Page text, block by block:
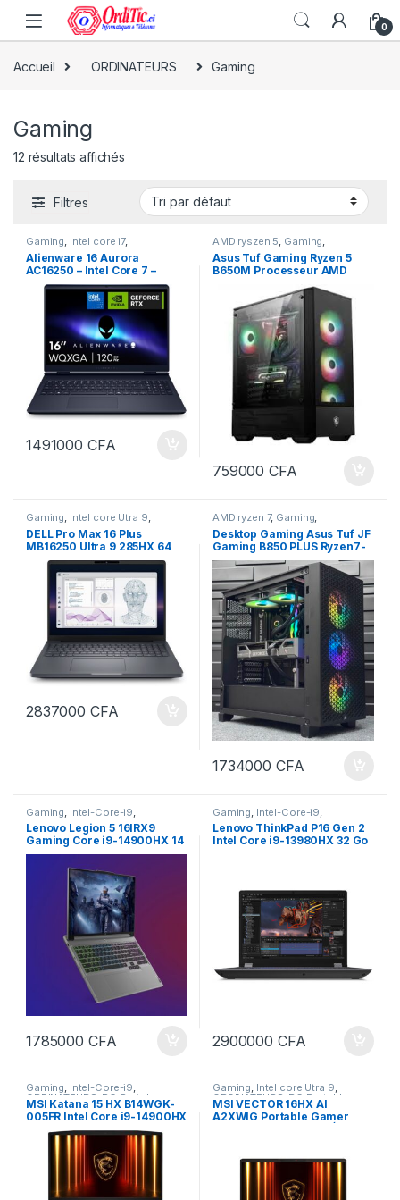
0
Accueil ORDINATEURS Gaming
Gaming
12 résultats affichés
Filtres
Gaming, Intel core i7,
ORDINATEURS PC Portables
Alienware 16 Aurora
AC16250 – Intel Core 7 –
240H / jusqu’à 5.2 GHz –
32Go Ram DDR5 – 1To SSD-
GeForce RTX 506 – Windows
1491000 CFA
AMD ryszen 5, Gaming,
ORDINATEURS PC Bureau
Asus Tuf Gaming Ryzen 5
B650M Processeur AMD
x6Cœurs 12Processeurs
32GB Ram DDR5, 2Terra SSD
Carte Graphique NVIDIA
GeForce RTX 4060 Ti 8Go
dédiée
759000CFA
Gaming Intel core Utra 9
ORDINATEURS PC Portables
DELL Pro Max 16 Plus
MB16250 Ultra 9 285HX 64
Go DDR5-SDRAM 1 To SSD
Station de travail mobile
NVIDIA GeForce RTX Pro
1000 Blackwell 8Go dédiée
2837000 CFA
AMD ryzen 7, Gaming
ORDINATEURS , PC Bureau
Desktop Gaming Asus Tuf JF
Gaming B850 PLUS Ryzen7-
9800X3D 32Go Ram DDR5,
2Tera SSD NVMe AMD
Nvidia GeForce RTX
5080__16Go Dédiés
1734000 CFA
Gaming Intel-Core-i9
ORDINATEURS PC Portables
Lenovo Legion 5 16IRX9
Gaming Core i9-14900HX 14
ème génération 32GB Ram
1TB SSD, jusqu’à 5.8Ghz
Turbo boost , 24 Cœurs 16
pouces WQXGA (2560×1600)
IPS 165Hz Nividia GeForce
RTX 4060 8GB Dediée
clavier rétro éclairé RGB
Multicolore
1785000 CFA
Gaming Intel-Core-i9
ORDINATEURS ,PC Portables
Lenovo ThinkPad P16 Gen 2
Intel Core i9-13980HX 32 Go
2900000 CFA
Gaming, Intel-Core-i9,
ORDINATEURS,PC Portables
MSI Katana 15 HX B14WGK-
005FR Intel Core i9-14900HX
32 Go SSD 1 To 15.6″ LED Full
HD 144 Hz NVIDIA GeForce
RTX 5070 8 Go Windows 11
Gaming, Intel core Utra 9,
ORDINATEURS ,PC Portables
MSI VECTOR 16HX AI
A2XWIG Portable Gamer
Nvidia GeForce RTX 5080 de
16GiIGAS dédiés 32 Gigas
DDR5 ram 1tera SSD